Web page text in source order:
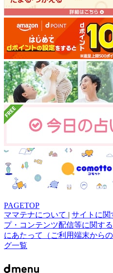
PAGETOP
ママテナについて | サイトに関
プ・コンテンツ配信等に関す
にあたって（ご利用端末から
グ一覧